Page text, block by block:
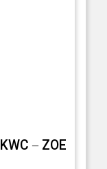
KWC – ZOE